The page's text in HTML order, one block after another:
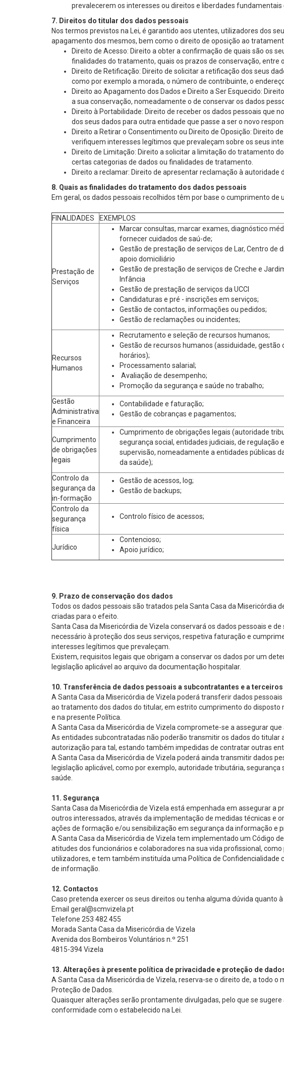
prevalecerem os interesses ou direitos e liberdades
7. Direitos do titular dos dados pessoais
Nos termos previstos na Lei, é garantido aos utentes, utilizadores dos
apagamento dos mesmos, bem como o direito de oposição ao
Direito de Acesso: Direito a obter a confirmação de quais são os
finalidades do tratamento, quais os prazos de conservação, entre
Direito de Retificação: Direito de solicitar a retificação dos seus
como por exemplo a morada, o número de contribuinte, o
Direito ao Apagamento dos Dados e Direito a Ser Esquecido:
a sua conservação, nomeadamente o de conservar os dados
Direito à Portabilidade: Direito de receber os dados pessoais
dos seus dados para outra entidade que passe a ser o novo
Direito a Retirar o Consentimento ou Direito de Oposição: Direito
verifiquem interesses legítimos que prevaleçam sobre os seus
Direito de Limitação: Direito a solicitar a limitação do tratamento
certas categorias de dados ou finalidades de tratamento.
Direito a reclamar: Direito de apresentar reclamação à autoridade
8. Quais as finalidades do tratamento dos dados pessoais
Em geral, os dados pessoais recolhidos têm por base o cumprimento
FINALIDADES EXEMPLOS
Prestação de
Serviços
Marcar consultas, marcar exames, diagnóstico
fornecer cuidados de saú-de;
Gestão de prestação de serviços de Lar, Centro de
apoio domiciliário
Gestão de prestação de serviços de Creche e
Infância
Gestão de prestação de serviços da UCCI
Candidaturas e pré - inscrições em serviços;
Gestão de contactos, informações ou pedidos;
Gestão de reclamações ou incidentes;
Recursos
Humanos
Recrutamento e seleção de recursos humanos;
Gestão de recursos humanos (assiduidade, gestão
horários);
Processamento salarial;
Avaliação de desempenho;
Promoção da segurança e saúde no trabalho;
Gestão
Administrativa
e Financeira
Contabilidade e faturação;
Gestão de cobranças e pagamentos;
Cumprimento
de obrigações
legais
Cumprimento de obrigações legais (autoridade
segurança social, entidades judiciais, de regulação e
supervisão, nomeadamente a entidades públicas
da saúde);
Controlo da
segurança da
in-formação
Gestão de acessos, log;
Gestão de backups;
Controlo da
segurança
física
Controlo físico de acessos;
Jurídico
Contencioso;
Apoio jurídico;
9. Prazo de conservação dos dados
Todos os dados pessoais são tratados pela Santa Casa da
criadas para o efeito.
Santa Casa da Misericórdia de Vizela conservará os dados pessoais e
necessário à proteção dos seus serviços, respetiva faturação e
interesses legítimos que prevaleçam.
Existem, requisitos legais que obrigam a conservar os dados por um
legislação aplicável ao arquivo da documentação hospitalar.
10. Transferência de dados pessoais a subcontratantes e a terceiros
A Santa Casa da Misericórdia de Vizela poderá transferir dados
ao tratamento dos dados do titular, em estrito cumprimento do disposto
e na presente Política.
A Santa Casa da Misericórdia de Vizela compromete-se a assegurar
As entidades subcontratadas não poderão transmitir os dados do
autorização para tal, estando também impedidas de contratar outras
A Santa Casa da Misericórdia de Vizela poderá ainda transmitir dados
legislação aplicável, como por exemplo, autoridade tributária,
saúde.
11. Segurança
Santa Casa da Misericórdia de Vizela está empenhada em assegurar a
outros interessados, através da implementação de medidas técnicas e
ações de formação e/ou sensibilização em segurança da informação e
A Santa Casa da Misericórdia de Vizela tem implementado um Código
atitudes dos funcionários e colaboradores na sua vida profissional,
utilizadores, e tem também instituída uma Política de
de informação.
12. Contactos
Caso pretenda exercer os seus direitos ou tenha alguma dúvida quanto
Email geral@scmvizela.pt
Telefone 253 482 455
Morada Santa Casa da Misericórdia de Vizela
Avenida dos Bombeiros Voluntários n.º 251
4815-394 Vizela
13. Alterações à presente política de privacidade e proteção de
A Santa Casa da Misericórdia de Vizela, reserva-se o direito de, a todo
Proteção de Dados.
Quaisquer alterações serão prontamente divulgadas, pelo que se
conformidade com o estabelecido na Lei.